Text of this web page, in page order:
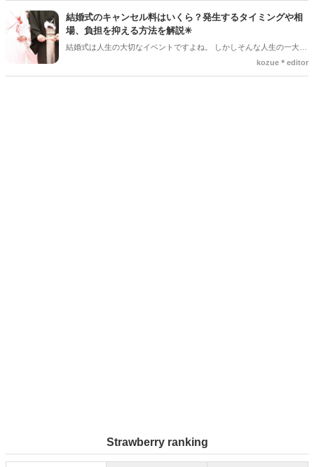
クして準備を進めましょう♪
結婚式のキャンセル料はいくら？発生するタイミングや相
場、負担を抑える方法を解説✳︎
結婚式は人生の大切なイベントですよね。 しかしそんな人生の一大イ
ベントでも、やむを得ない事情で延期や中止、キャンセルを検討しな
kozue＊editor
Strawberry ranking